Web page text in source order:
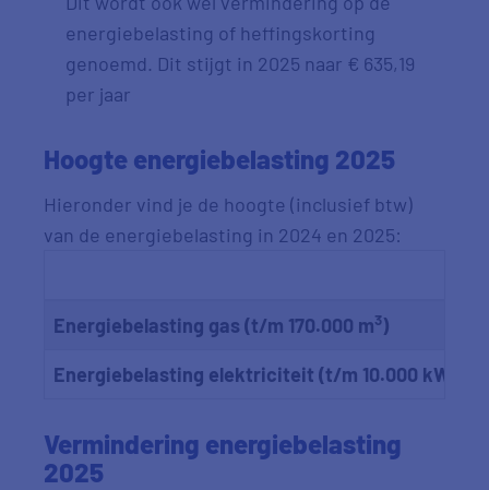
energiebelasting of heffingskorting
genoemd. Dit stijgt in 2025 naar € 635,19
per jaar
Hoogte energiebelasting 2025
Hieronder vind je de hoogte (inclusief btw)
van de energiebelasting in 2024 en 2025:
Energiebelasting gas (t/m 170.000 m3)
Energiebelasting elektriciteit (t/m 10.000 kWh)
Vermindering energiebelasting
2025